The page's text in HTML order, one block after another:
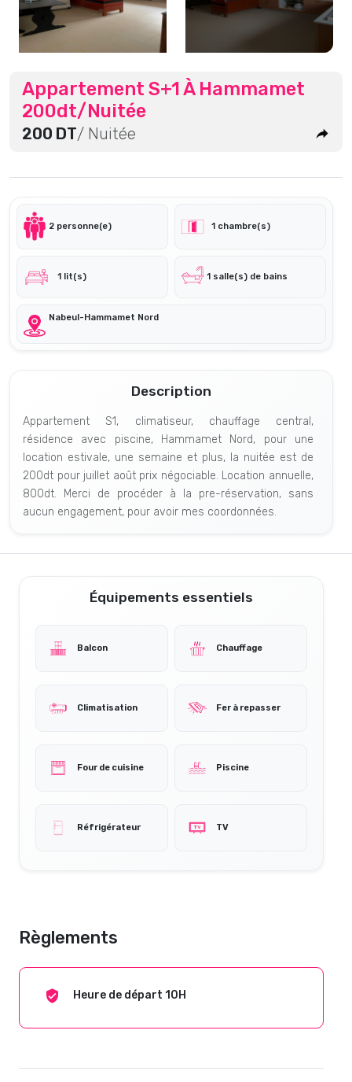
Appartement S+1 À Hammamet
200dt/Nuitée
200 DT/ Nuitée
2 personne(e) 1 chambre(s)
1 lit(s) 1 salle(s) de bains
Nabeul-Hammamet Nord
Description
Appartement S1, climatiseur, chauffage central,
résidence avec piscine, Hammamet Nord, pour une
location estivale, une semaine et plus, la nuitée est de
200dt pour juillet août prix négociable. Location annuelle,
800dt. Merci de procéder à la pre-réservation, sans
aucun engagement, pour avoir mes coordonnées.
Équipements essentiels
Balcon Chauffage
Climatisation Fer à repasser
Four de cuisine Piscine
Réfrigérateur TV
Règlements
Heure de départ 10H